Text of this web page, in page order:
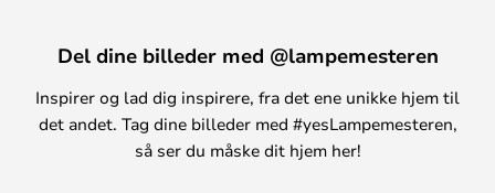
Del dine billeder med @lampemesteren
Inspirer og lad dig inspirere, fra det ene unikke hjem til
det andet. Tag dine billeder med #yesLampemesteren,
så ser du måske dit hjem her!